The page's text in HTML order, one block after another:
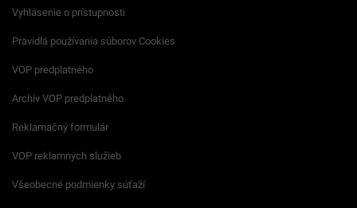
Vyhlásenie o prístupnosti
Pravidlá používania súborov Cookies
VOP predplatného
Archív VOP predplatného
Reklamačný formulár
VOP reklamných služieb
Všeobecné podmienky súťaží